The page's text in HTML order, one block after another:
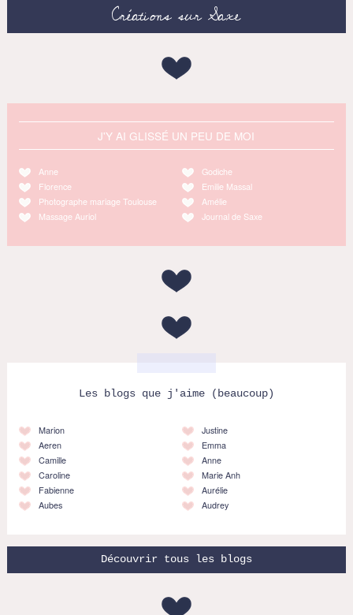
Créations sur Saxe
J'Y AI GLISSÉ UN PEU DE MOI
Anne
Florence
Photographe mariage Toulouse
Massage Auriol
Godiche
Emilie Massal
Amélie
Journal de Saxe
Les blogs que j'aime (beaucoup)
Marion
Aeren
Camille
Caroline
Fabienne
Aubes
Justine
Emma
Anne
Marie Anh
Aurélie
Audrey
Découvrir tous les blogs